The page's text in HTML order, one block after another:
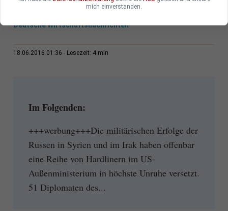
Deutsche Wirtschaftsnachrichten
18.06.2016 01:36 Lesezeit: 4 min
Im Folgenden:
+++werbung+++Die militärischen Erfolge der
Russen in Syrien und im Irak haben offenbar
eine Reihe von Hardlinern im US-
Außenministerium in höchste Unruhe versetzt.
51 Diplomaten des...
mich einverstanden.